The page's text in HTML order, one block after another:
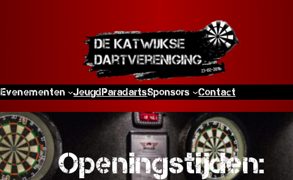
Evenementen JeugdParadartsSponsors Contact
Openingstijden: